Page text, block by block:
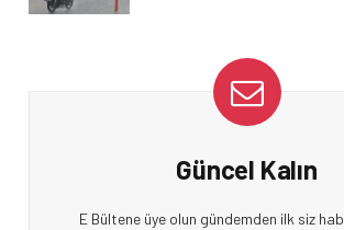
Güncel Kalın
E Bültene üye olun gündemden ilk siz